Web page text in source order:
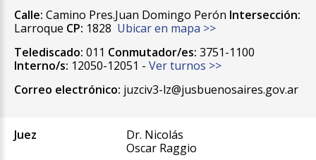
Calle: Camino Pres.Juan Domingo Perón Intersección:
Larroque CP: 1828 Ubicar en mapa >>
Telediscado: 011 Conmutador/es: 3751-1100
Interno/s: 12050-12051 - Ver turnos >>
Correo electrónico: juzciv3-lz@jusbuenosaires.gov.ar
Juez
Dr. Nicolás
Oscar Raggio